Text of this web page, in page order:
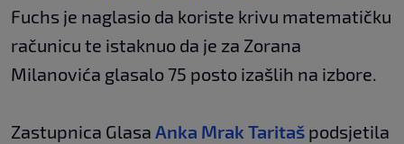
Fuchs je naglasio da koriste krivu matematičku
računicu te istaknuo da je za Zorana
Milanovića glasalo 75 posto izašlih na izbore.
Zastupnica Glasa Anka Mrak Taritaš podsjetila